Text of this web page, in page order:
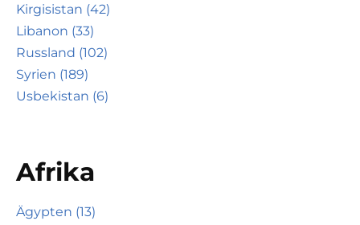
Kirgisistan (42)
Libanon (33)
Russland (102)
Syrien (189)
Usbekistan (6)
Afrika
Ägypten (13)